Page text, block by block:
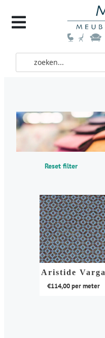
Reset filter
Aristide Varga
€114,00per meter